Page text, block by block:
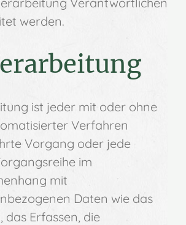
werden.
ist jeder mit oder ohne
Verfahren
Vorgang oder jede
im
mit
Daten wie das
das Erfassen, die